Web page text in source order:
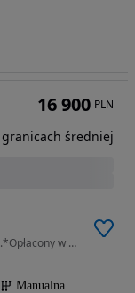
1397 cm3 • 95 KM • 1.4 benz. 95Ps Przeb.205tkm.*Opłacony w PL*Stan BDB*Alu 17*Tempomat*
Manualna
16 900 PLN
granicach średniej